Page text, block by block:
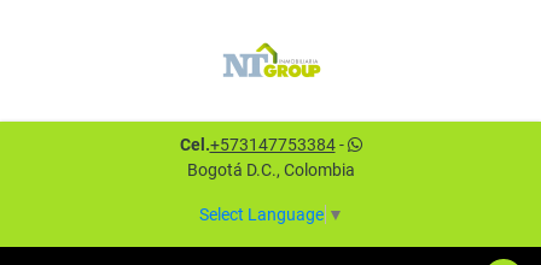
Cel.+573147753384-
Bogotá D.C., Colombia
Select Language ▼